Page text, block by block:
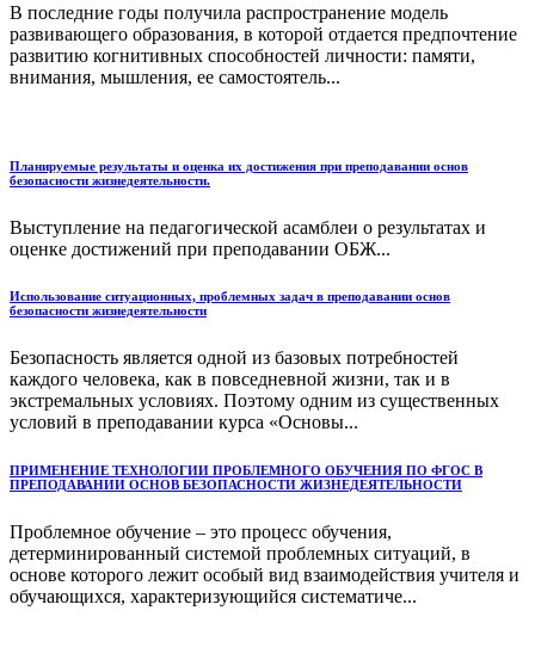
В последние годы получила распространение модель
развивающего образования, в которой отдается предпочтение
развитию когнитивных способностей личности: памяти,
внимания, мышления, ее самостоятель...
Планируемые результаты и оценка их достижения при преподавании основ
безопасности жизнедеятельности.
Выступление на педагогической асамблеи о результатах и
оценке достижений при преподавании ОБЖ...
Использование ситуационных, проблемных задач в преподавании основ
безопасности жизнедеятельности
Безопасность является одной из базовых потребностей
каждого человека, как в повседневной жизни, так и в
экстремальных условиях. Поэтому одним из существенных
условий в преподавании курса «Основы...
ПРИМЕНЕНИЕ ТЕХНОЛОГИИ ПРОБЛЕМНОГО ОБУЧЕНИЯ ПО ФГОС В
ПРЕПОДАВАНИИ ОСНОВ БЕЗОПАСНОСТИ ЖИЗНЕДЕЯТЕЛЬНОСТИ
Проблемное обучение – это процесс обучения,
детерминированный системой проблемных ситуаций, в
основе которого лежит особый вид взаимодействия учителя и
обучающихся, характеризующийся систематиче...